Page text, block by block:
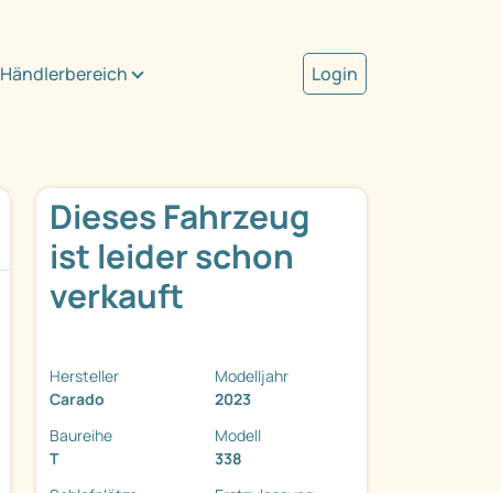
Händlerbereich Login
Dieses Fahrzeug
ist leider schon
verkauft
Hersteller
Carado
Modelljahr
2023
Baureihe
T
Modell
338